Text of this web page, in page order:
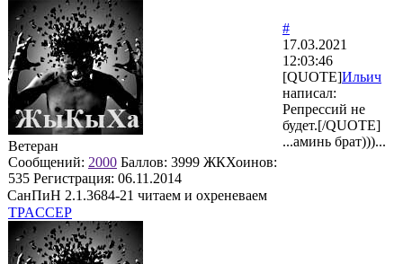
Ветеран
Сообщений: 2000 Баллов: 3999 ЖКХоинов:
535 Регистрация: 06.11.2014
#
17.03.2021
12:03:46
[QUOTE]Ильич
написал:
Репрессий не
будет.[/QUOTE]
...аминь брат)))...
СанПиН 2.1.3684-21 читаем и охреневаем
TPACCEP